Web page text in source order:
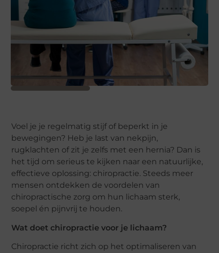
Voel je je regelmatig stijf of beperkt in je
bewegingen? Heb je last van nekpijn,
rugklachten of zit je zelfs met een hernia? Dan is
het tijd om serieus te kijken naar een natuurlijke,
effectieve oplossing: chiropractie. Steeds meer
mensen ontdekken de voordelen van
chiropractische zorg om hun lichaam sterk,
soepel én pijnvrij te houden.
Wat doet chiropractie voor je lichaam?
Chiropractie richt zich op het optimaliseren van